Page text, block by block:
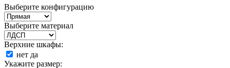
Выберите конфигурацию
Выберите материал
Верхние шкафы:
нет да
Укажите размер: